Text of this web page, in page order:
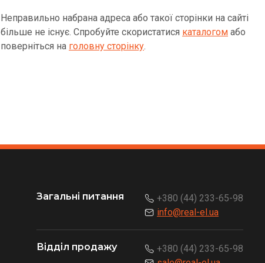
Неправильно набрана адреса або такої сторінки на сайті
більше не існує. Спробуйте скористатися каталогом або
поверніться на головну сторінку.
Загальні питання
+380 (44) 233-65-98
info@real-el.ua
Відділ продажу
+380 (44) 233-65-98